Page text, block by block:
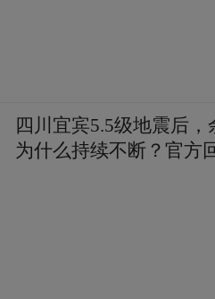
四川宜宾5.5级地震后，
为什么持续不断？官方